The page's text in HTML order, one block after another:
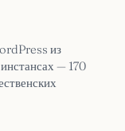
из
— 170